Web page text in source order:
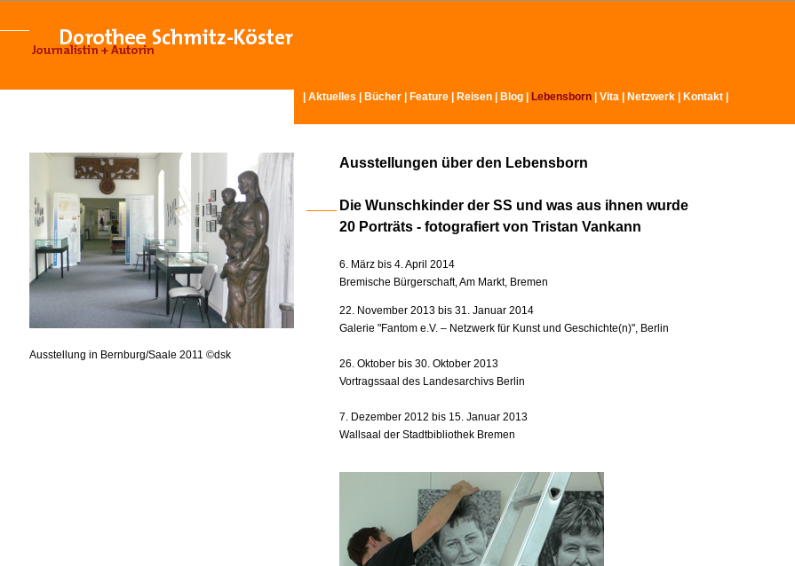
Aktuelles Bücher Feature Reisen Blog Lebensborn Vita Netzwerk Kontakt
Ausstellung in Bernburg/Saale 2011 ©dsk
Ausstellungen über den Lebensborn
Die Wunschkinder der SS und was aus ihnen wurde
20 Porträts - fotografiert von Tristan Vankann
6. März bis 4. April 2014
Bremische Bürgerschaft, Am Markt, Bremen
22. November 2013 bis 31. Januar 2014
Galerie "Fantom e.V. – Netzwerk für Kunst und Geschichte(n)", Berlin
26. Oktober bis 30. Oktober 2013
Vortragssaal des Landesarchivs Berlin
7. Dezember 2012 bis 15. Januar 2013
Wallsaal der Stadtbibliothek Bremen